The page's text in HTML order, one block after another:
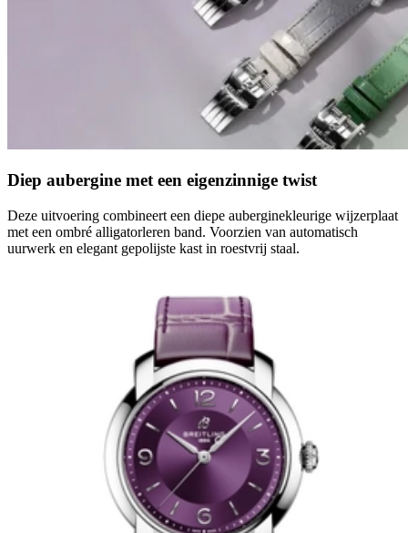
Diep aubergine met een eigenzinnige twist
Deze uitvoering combineert een diepe auberginekleurige wijzerplaat
met een ombré alligatorleren band. Voorzien van automatisch
uurwerk en elegant gepolijste kast in roestvrij staal.